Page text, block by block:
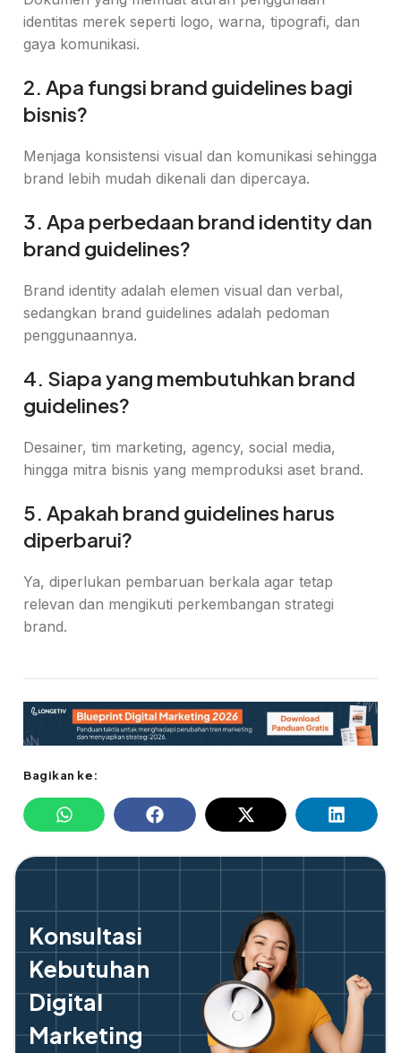
identitas merek seperti logo, warna, tipografi, dan
gaya komunikasi.
2. Apa fungsi brand guidelines bagi
bisnis?
Menjaga konsistensi visual dan komunikasi sehingga
brand lebih mudah dikenali dan dipercaya.
3. Apa perbedaan brand identity dan
brand guidelines?
Brand identity adalah elemen visual dan verbal,
sedangkan brand guidelines adalah pedoman
penggunaannya.
4. Siapa yang membutuhkan brand
guidelines?
Desainer, tim marketing, agency, social media,
hingga mitra bisnis yang memproduksi aset brand.
5. Apakah brand guidelines harus
diperbarui?
Ya, diperlukan pembaruan berkala agar tetap
relevan dan mengikuti perkembangan strategi
brand.
Bagikan ke:
Konsultasi
Kebutuhan
Digital
Marketing